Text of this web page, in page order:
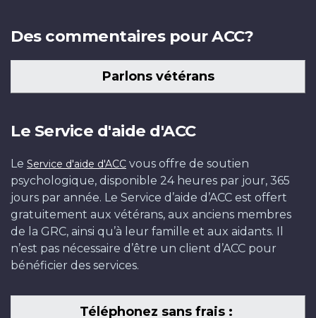
Des commentaires pour ACC?
Parlons vétérans
Le Service d'aide d'ACC
Le Service d'aide d'ACC vous offre de soutien
psychologique, disponible 24 heures par jour, 365
jours par année. Le Service d’aide d’ACC est offert
gratuitement aux vétérans, aux anciens membres
de la GRC, ainsi qu’à leur famille et aux aidants. Il
n’est pas nécessaire d’être un client d’ACC pour
bénéficier des services.
Téléphonez sans frais :